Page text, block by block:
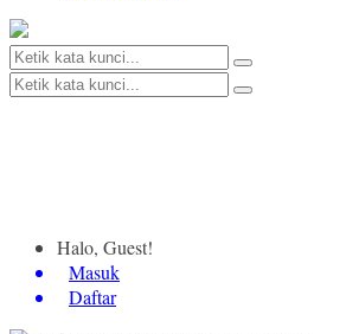
Halo, Guest!
Masuk
Daftar